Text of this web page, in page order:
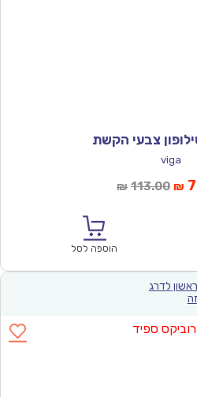
צבעי הקשת
₪ 113.00
הוספה לסל
לדרג